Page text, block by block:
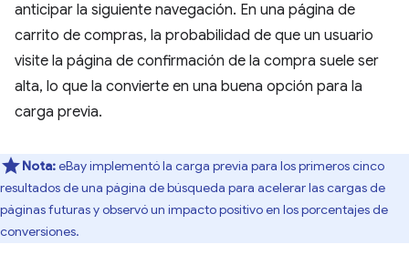
anticipar la siguiente navegación. En una página de
carrito de compras, la probabilidad de que un usuario
visite la página de confirmación de la compra suele ser
alta, lo que la convierte en una buena opción para la
carga previa.
Nota:eBay implementó la carga previa para los primeros cinco
resultados de una página de búsqueda para acelerar las cargas de
páginas futuras y observó un impacto positivo en los porcentajes de
conversiones.